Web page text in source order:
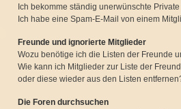
Ich bekomme ständig unerwünschte
Ich habe eine Spam-E-Mail von einem
Freunde und ignorierte Mitglieder
Wozu benötige ich die Listen der Freunde
Wie kann ich Mitglieder zur Liste der
oder diese wieder aus den Listen
Die Foren durchsuchen